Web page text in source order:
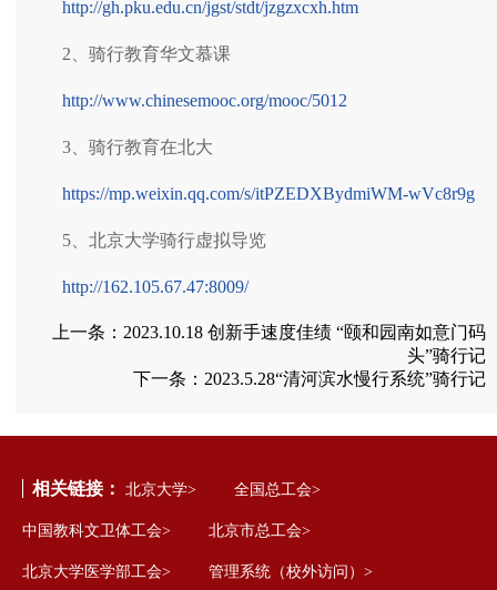
http://gh.pku.edu.cn/jgst/stdt/jzgzxcxh.htm
2、骑行教育华文慕课
http://www.chinesemooc.org/mooc/5012
3、骑行教育在北大
https://mp.weixin.qq.com/s/itPZEDXBydmiWM-wVc8r9g
5、北京大学骑行虚拟导览
http://162.105.67.47:8009/
上一条： 2023.10.18 创新手速度佳绩 “颐和园南如意门码
头”骑行记
下一条： 2023.5.28“清河滨水慢行系统”骑行记
相关链接： 北京大学> 全国总工会>
中国教科文卫体工会> 北京市总工会>
北京大学医学部工会> 管理系统（校外访问）>